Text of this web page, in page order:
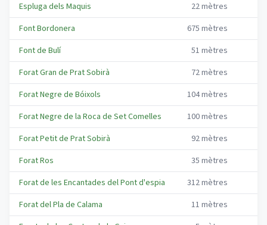
Espluga dels Maquis
22mètres
Font Bordonera
675 mètres
Font de Bulí
51 mètres
Forat Gran de Prat Sobirà
72mètres
Forat Negre de Bóixols
104mètres
Forat Negre de la Roca de Set Comelles
100mètres
Forat Petit de Prat Sobirà
92mètres
Forat Ros
35 mètres
Forat de les Encantades del Pont d'espia
312mètres
Forat del Pla de Calama
11 mètres